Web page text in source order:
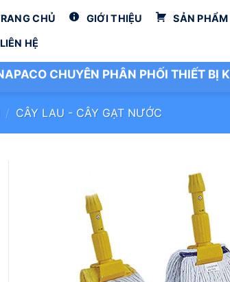
CHỦ GIỚI THIỆU SẢN PHẨM
LIÊN HỆ
CHUYÊN PHÂN PHỐI THIẾT BỊ
/ CÂY LAU - CÂY GẠT NƯỚC